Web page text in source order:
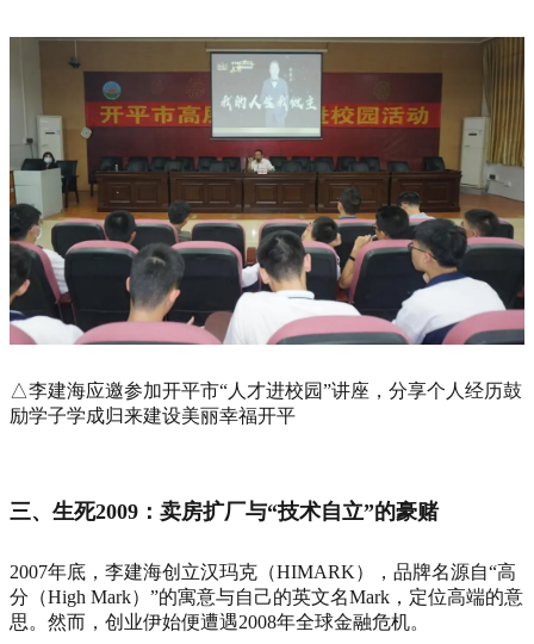
△李建海应邀参加开平市“人才进校园”讲座，分享个人经历鼓
励学子学成归来建设美丽幸福开平
三、生死2009：卖房扩厂与“技术自立”的豪赌
2007年底，李建海创立汉玛克（HIMARK），品牌名源自“高
分（High Mark）”的寓意与自己的英文名Mark，定位高端的意
思。然而，创业伊始便遭遇2008年全球金融危机。